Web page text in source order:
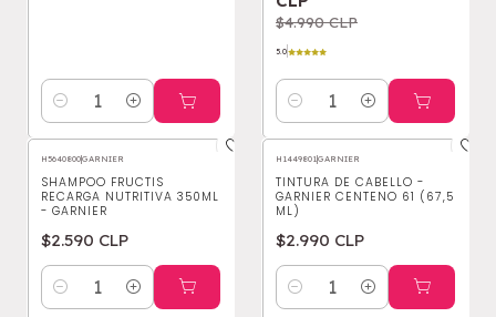
Cantidad
$4.990 CLP
5.0
Cantidad
H5640800|GARNIER
SHAMPOO FRUCTIS
RECARGA NUTRITIVA 350ML
- GARNIER
$2.590 CLP
Cantidad
H1449801|GARNIER
TINTURA DE CABELLO -
GARNIER CENTENO 61 (67,5
ML)
$2.990 CLP
Cantidad